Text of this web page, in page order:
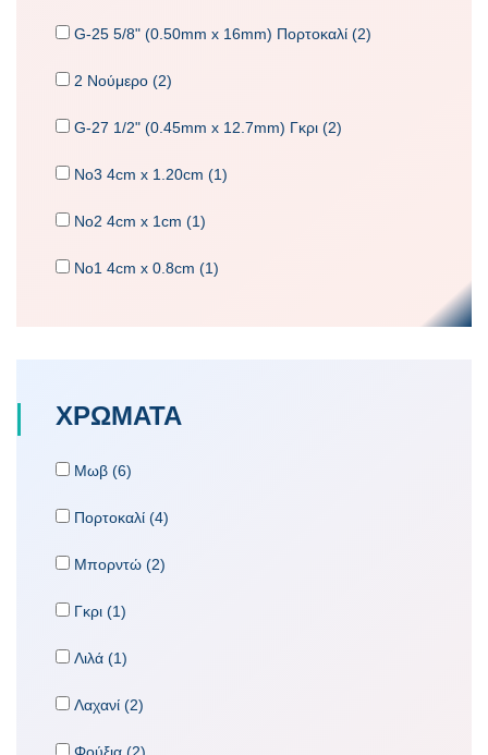
G-25 5/8" (0.50mm x 16mm) Πορτοκαλί (2)
2 Νούμερο (2)
G-27 1/2" (0.45mm x 12.7mm) Γκρι (2)
No3 4cm x 1.20cm (1)
No2 4cm x 1cm (1)
No1 4cm x 0.8cm (1)
ΧΡΩΜΑΤΑ
Μωβ (6)
Πορτοκαλί (4)
Μπορντώ (2)
Γκρι (1)
Λιλά (1)
Λαχανί (2)